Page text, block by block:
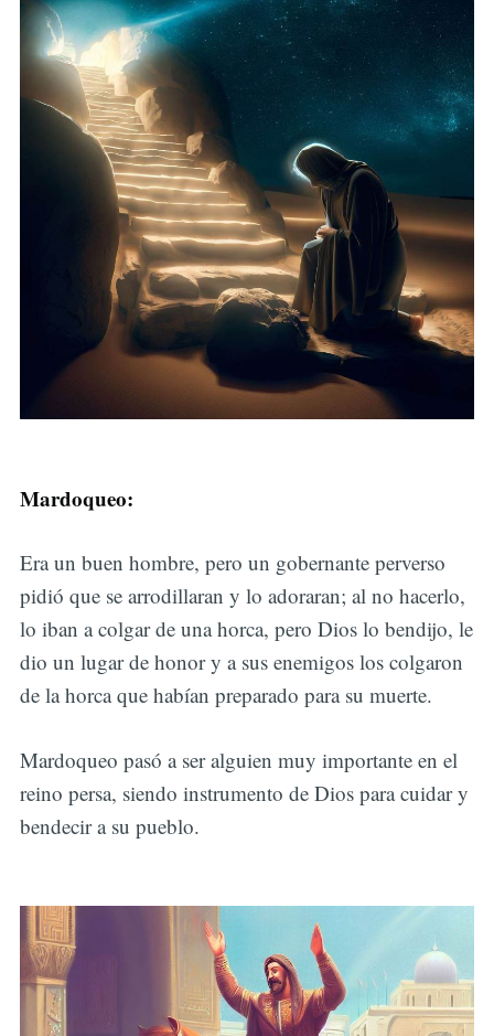
Mardoqueo:
Era un buen hombre, pero un gobernante perverso
pidió que se arrodillaran y lo adoraran; al no hacerlo,
lo iban a colgar de una horca, pero Dios lo bendijo, le
dio un lugar de honor y a sus enemigos los colgaron
de la horca que habían preparado para su muerte.
Mardoqueo pasó a ser alguien muy importante en el
reino persa, siendo instrumento de Dios para cuidar y
bendecir a su pueblo.